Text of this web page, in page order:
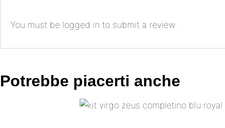
You must be logged in to submit a review.
Potrebbe piacerti anche